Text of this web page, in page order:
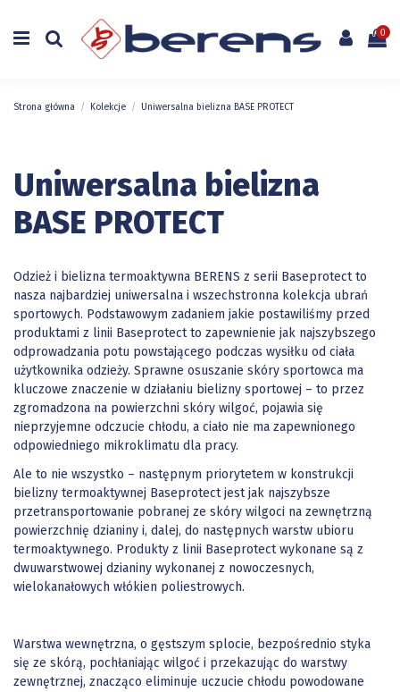
0
Strona główna Kolekcje Uniwersalna bielizna BASE PROTECT
Uniwersalna bielizna
BASE PROTECT
Odzież i bielizna termoaktywna BERENS z serii Baseprotect to
nasza najbardziej uniwersalna i wszechstronna kolekcja ubrań
sportowych. Podstawowym zadaniem jakie postawiliśmy przed
produktami z linii Baseprotect to zapewnienie jak najszybszego
odprowadzania potu powstającego podczas wysiłku od ciała
użytkownika odzieży. Sprawne osuszanie skóry sportowca ma
kluczowe znaczenie w działaniu bielizny sportowej – to przez
zgromadzona na powierzchni skóry wilgoć, pojawia się
nieprzyjemne odczucie chłodu, a ciało nie ma zapewnionego
odpowiedniego mikroklimatu dla pracy.
Ale to nie wszystko – następnym priorytetem w konstrukcji
bielizny termoaktywnej Baseprotect jest jak najszybsze
przetransportowanie pobranej ze skóry wilgoci na zewnętrzną
powierzchnię dzianiny i, dalej, do następnych warstw ubioru
termoaktywnego. Produkty z linii Baseprotect wykonane są z
dwuwarstwowej dzianiny wykonanej z nowoczesnych,
wielokanałowych włókien poliestrowych.
Warstwa wewnętrzna, o gęstszym splocie, bezpośrednio styka
się ze skórą, pochłaniając wilgoć i przekazując do warstwy
zewnętrznej, znacząco eliminuje uczucie chłodu powodowane